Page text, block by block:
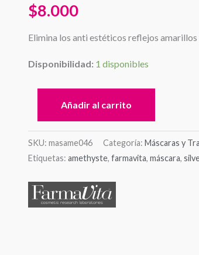
$8.000
Elimina los anti estéticos reflejos
Disponibilidad: 1 disponibles
cantidad
Añadir al carrito
SKU: masame046 Categoría: Máscaras y
Etiquetas: amethyste, farmavita, máscara,